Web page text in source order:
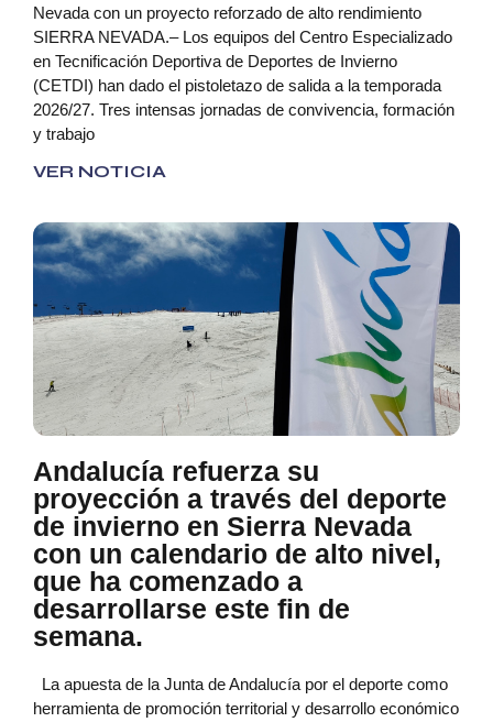
Nevada con un proyecto reforzado de alto rendimiento
SIERRA NEVADA.– Los equipos del Centro Especializado
en Tecnificación Deportiva de Deportes de Invierno
(CETDI) han dado el pistoletazo de salida a la temporada
2026/27. Tres intensas jornadas de convivencia, formación
y trabajo
VER NOTICIA
Andalucía refuerza su
proyección a través del deporte
de invierno en Sierra Nevada
con un calendario de alto nivel,
que ha comenzado a
desarrollarse este fin de
semana.
La apuesta de la Junta de Andalucía por el deporte como
herramienta de promoción territorial y desarrollo económico